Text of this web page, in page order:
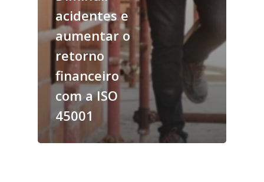
acidentes e
aumentar o
retorno
financeiro
com a ISO
45001